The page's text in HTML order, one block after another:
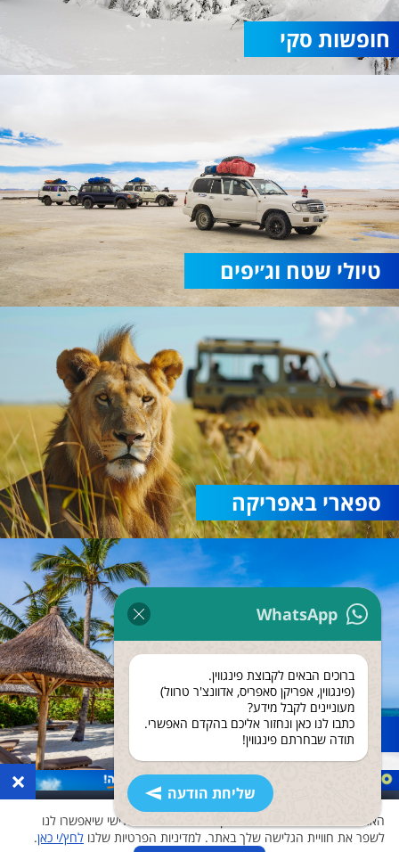
WhatsApp
ברוכים הבאים לקבוצת פינגווין.
(פינגווין, אפריקן סאפריס, אדוונצ'ר טרוול)
מעוניינים לקבל מידע?
כתבו לנו כאן ונחזור אליכם בהקדם האפשרי.
תודה שבחרתם פינגווין!
שליחת הודעה
חופשות סקי
טיולי שטח וג׳יפים
ספארי באפריקה
נופש בזנזיבר
×
האתר שלנו משתמש בעוגיות ואוסף נתונים גם לצד שלישי שיאפשרו לנו
לשפר את חוויית הגלישה שלך באתר. למדיניות הפרטיות שלנו לחץ/י כאן.